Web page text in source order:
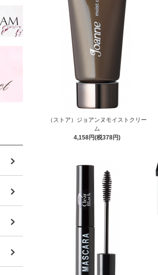
（ストア）ジョアンヌモイストクリー
ム
4,158円(税378円)